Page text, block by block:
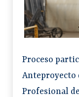
Proceso
Anteproyecto
Profesional